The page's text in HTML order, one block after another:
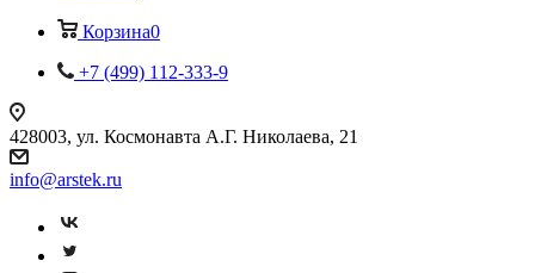
Корзина0
+7 (499) 112-333-9
428003, ул. Космонавта А.Г. Николаева, 21
info@arstek.ru